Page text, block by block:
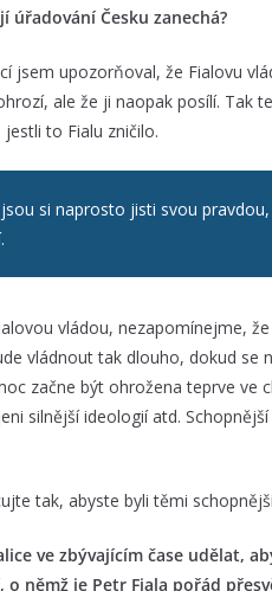
úřadování Česku zanechá?
jsem upozorňoval, že Fialovu
ale že ji naopak posílí. Tak
to Fialu zničilo.
jsou si naprosto jisti svou
vládou, nezapomínejme,
vládnout tak dlouho, dokud se
začne být ohrožena teprve ve
silnější ideologií atd.
tak, abyste byli těmi
ve zbývajícím čase udělat,
němž je Petr Fiala pořád